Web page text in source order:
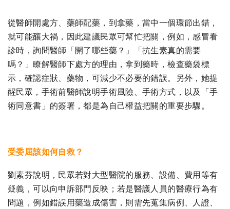
從醫師開處方、藥師配藥，到拿藥，當中一個環節出錯，
就可能釀大禍，因此建議民眾可幫忙把關，例如，感冒看
診時，詢問醫師「開了哪些藥？」「抗生素真的需要
嗎？」瞭解醫師下處方的理由，拿到藥時，檢查藥袋標
示，確認症狀、藥物，可減少不必要的錯誤。另外，她提
醒民眾，手術前醫師說明手術風險、手術方式，以及「手
術同意書」的簽署，都是為自己權益把關的重要步驟。
受委屈該如何自救？
劉素芬說明，民眾若對大型醫院的服務、設備、費用等有
疑義，可以向申訴部門反映；若是醫護人員的醫療行為有
問題，例如錯誤用藥造成傷害，則需先蒐集病例、人證、